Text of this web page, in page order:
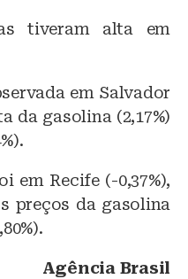
tiveram alta em
em Salvador
da gasolina (2,17%)
em Recife (-0,37%),
preços da gasolina
Agência Brasil